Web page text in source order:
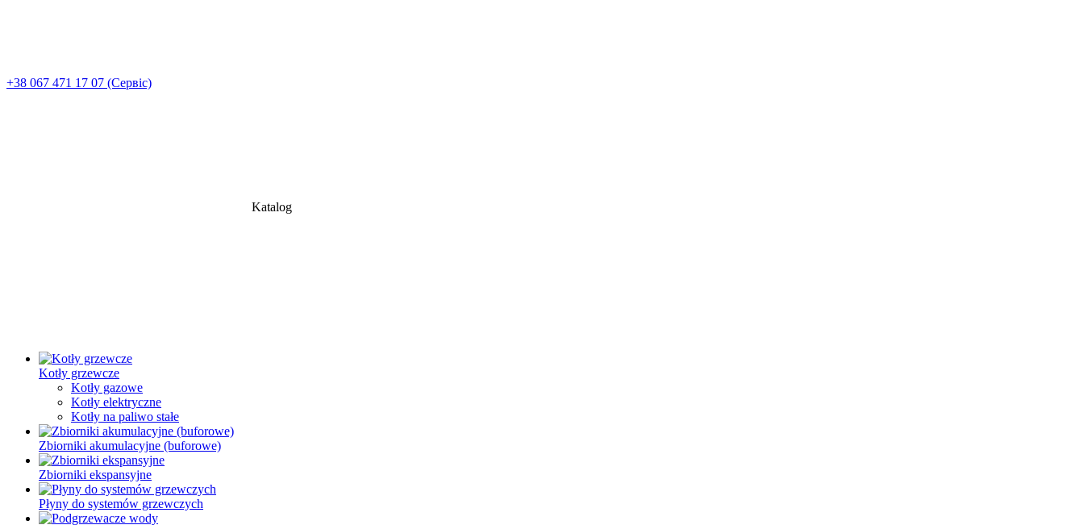
+38 067 471 17 07 (Сервіс)
Katalog
Kotły grzewcze
Kotły gazowe
Kotły elektryczne
Kotły na paliwo stałe
Zbiorniki akumulacyjne (buforowe)
Zbiorniki ekspansyjne
Płyny do systemów grzewczych